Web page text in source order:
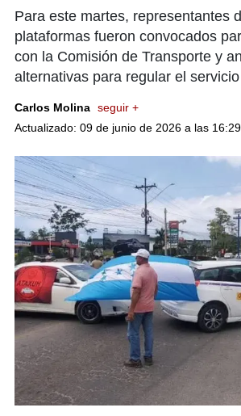
Para este martes, representantes
plataformas fueron convocados
con la Comisión de Transporte y
alternativas para regular el servicio
Carlos Molina seguir +
Actualizado: 09 de junio de 2026 a las 16:29